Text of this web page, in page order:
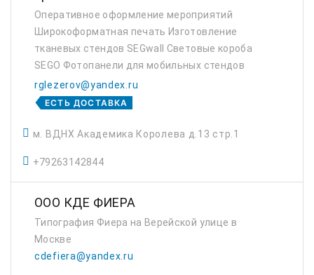
Оперативное оформление мероприятий
Широкоформатная печать Изготовление
тканевых стендов SEGwall Световые короба
SEGO Фотопанели для мобильных стендов
Поп-Ап В наличии на складе более 3500 ролл
апов
rglezerov@yandex.ru
ЕСТЬ ДОСТАВКА
м. ВДНХ Академика Королева д.13 стр.1
+79263142844
ООО КДЕ ФИЕРА
Типография Фиера на Верейской улице в
Москве
cdefiera@yandex.ru